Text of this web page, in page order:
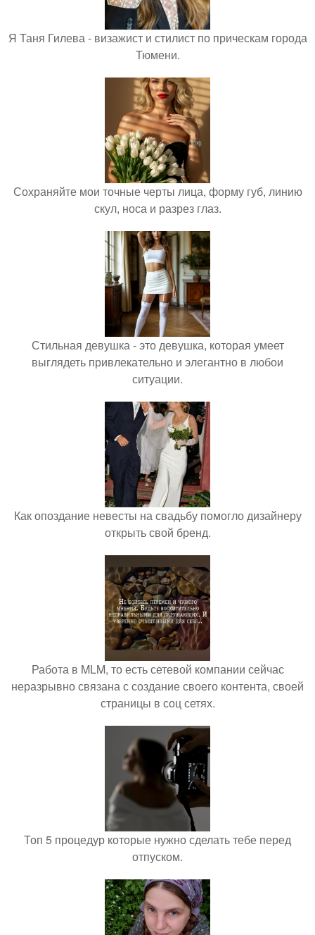
Я Таня Гилева - визажист и стилист по прическам города
Тюмени.
Сохраняйте мои точные черты лица, форму губ, линию
скул, носа и разрез глаз.
Стильная девушка - это девушка, которая умеет
выглядеть привлекательно и элегантно в любои
ситуации.
Как опоздание невесты на свадьбу помогло дизайнеру
открыть свой бренд.
Работа в MLM, то есть сетевой компании сейчас
неразрывно связана с создание своего контента, своей
страницы в соц сетях.
Топ 5 процедур которые нужно сделать тебе перед
отпуском.